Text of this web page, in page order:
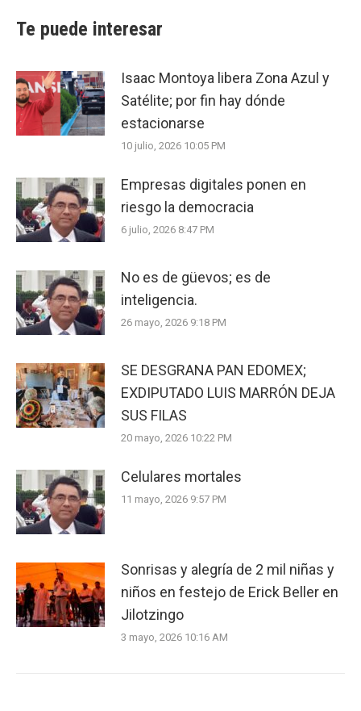
Te puede interesar
Isaac Montoya libera Zona Azul y
Satélite; por fin hay dónde
estacionarse
10 julio, 2026 10:05 PM
Empresas digitales ponen en
riesgo la democracia
6 julio, 2026 8:47 PM
No es de güevos; es de
inteligencia.
26 mayo, 2026 9:18 PM
SE DESGRANA PAN EDOMEX;
EXDIPUTADO LUIS MARRÓN DEJA
SUS FILAS
20 mayo, 2026 10:22 PM
Celulares mortales
11 mayo, 2026 9:57 PM
Sonrisas y alegría de 2 mil niñas y
niños en festejo de Erick Beller en
Jilotzingo
3 mayo, 2026 10:16 AM